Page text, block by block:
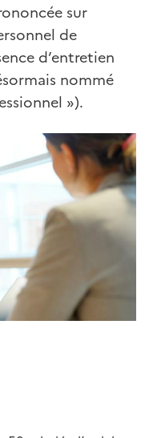
sur
de
d’entretien
nommé
»).